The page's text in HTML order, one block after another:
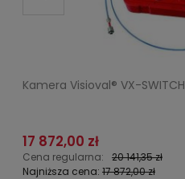
Kamera Visioval® VX-SWITCH
17 872,00 zł
Cena regularna:
20 141,35 zł
Najniższa cena: 17 872,00 zł